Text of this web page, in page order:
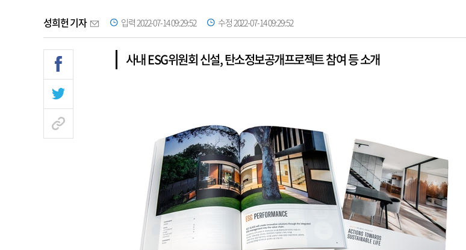
성희헌 기자 입력 2022-07-14 09:29:52 수정 2022-07-14 09:29:52
사내 ESG위원회 신설, 탄소정보공개프로젝트 참여 등 소개